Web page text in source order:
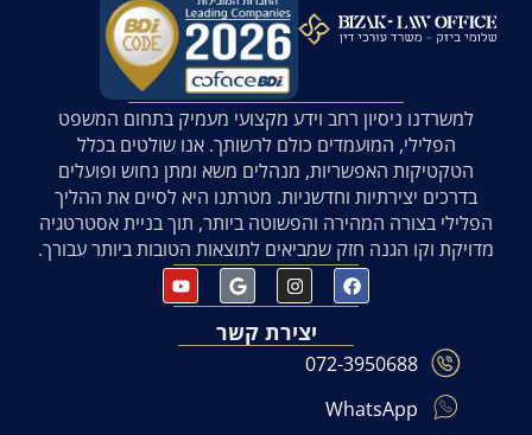
למשרדנו ניסיון רחב וידע מקצועי מעמיק בתחום המשפט
הפלילי, המועמדים כולם לרשותך. אנו שולטים בכלל
הטקטיקות האפשריות, מנהלים משא ומתן נחוש ופועלים
בדרכים יצירתיות וחדשניות. מטרתנו היא לסיים את ההליך
הפלילי בצורה המהירה והפשוטה ביותר, תוך בניית אסטרטגיה
מדויקת וקו הגנה חזק שמביאים לתוצאות הטובות ביותר עבורך.
יצירת קשר
072-3950688
WhatsApp